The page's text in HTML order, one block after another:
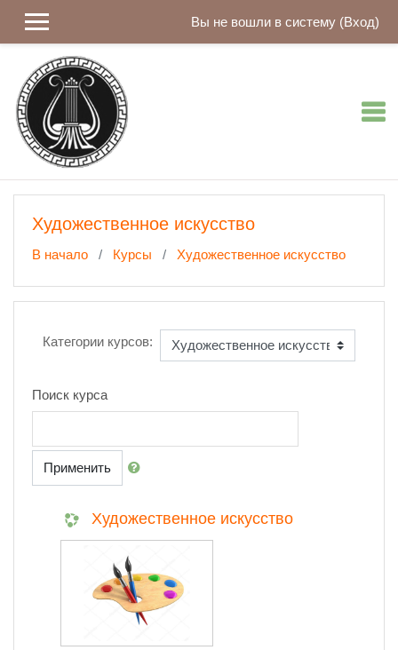
Вы не вошли в систему (Вход)
Художественное искусство
В начало Курсы Художественное искусство
Категории курсов:
Поиск курса
Применить
Художественное искусство